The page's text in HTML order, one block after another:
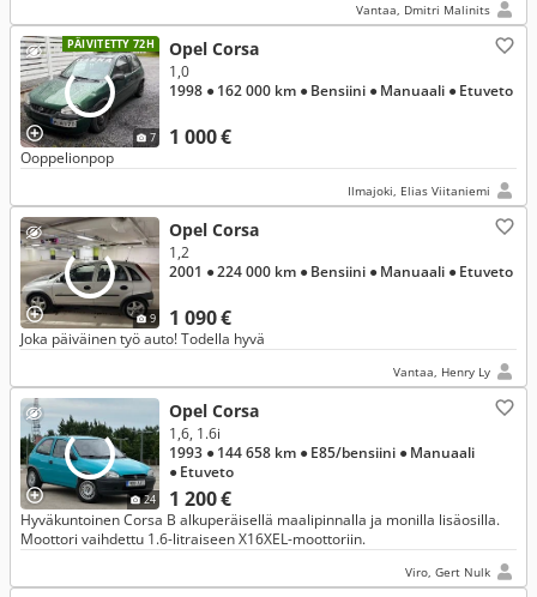
Vantaa, Dmitri Malinits
PÄIVITETTY 72H
7
Opel Corsa
1 000 €
1,0
1998 ● 162 000 km ● Bensiini ● Manuaali ● Etuveto
Ooppelionpop
Ilmajoki, Elias Viitaniemi
9
Opel Corsa
1 090 €
1,2
2001 ● 224 000 km ● Bensiini ● Manuaali ● Etuveto
Joka päiväinen työ auto! Todella hyvä
Vantaa, Henry Ly
24
Opel Corsa
1 200 €
1,6, 1.6i
1993 ● 144 658 km ● E85/bensiini ● Manuaali
● Etuveto
Hyväkuntoinen Corsa B alkuperäisellä maalipinnalla ja monilla lisäosilla.
Moottori vaihdettu 1.6-litraiseen X16XEL-moottoriin.
Viro, Gert Nulk